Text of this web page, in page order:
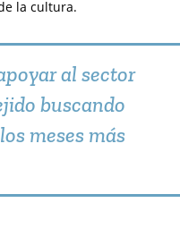
la cultura.
al sector
buscando
meses más